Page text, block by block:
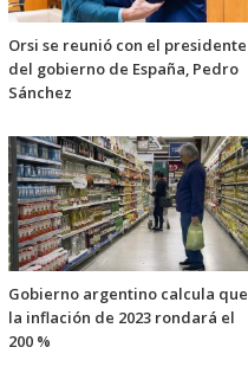
Orsi se reunió con el presidente
del gobierno de España, Pedro
Sánchez
Gobierno argentino calcula que
la inflación de 2023 rondará el
200 %